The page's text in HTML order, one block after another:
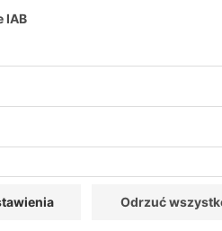
już teraz: